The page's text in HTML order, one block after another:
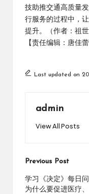
技助推交通高质量
行服务的过程中，
提升。（作者：祖世
【责任编辑：唐佳蕾
Last updated on
admin
View All Posts
Post
Previous Post
学习《决定》每日问
为什么要促进医疗